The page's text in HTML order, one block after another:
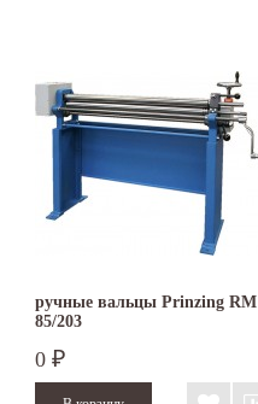
ручные вальцы Prinzing RM
85/203
0 ₽